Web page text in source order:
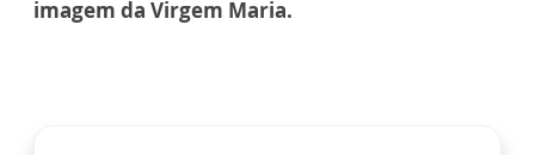
imagem da Virgem Maria.